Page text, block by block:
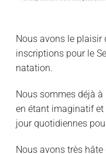
Nous avons le plaisir
inscriptions pour le
natation.
Nous sommes déjà
en étant imaginatif et
jour quotidiennes
Nous avons très